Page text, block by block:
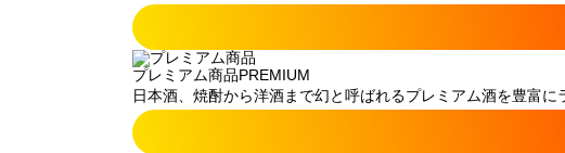
プレミアム商品PREMIUM
日本酒、焼酎から洋酒まで幻と呼ばれるプレミアム酒を豊富に